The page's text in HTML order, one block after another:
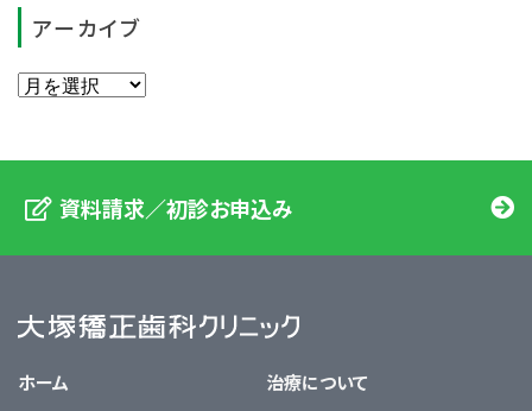
アーカイブ
資料請求／初診お申込み
ホーム
治療について